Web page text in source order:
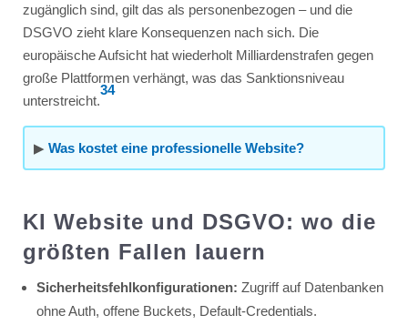
zugänglich sind, gilt das als personenbezogen – und die
DSGVO zieht klare Konsequenzen nach sich. Die
europäische Aufsicht hat wiederholt Milliardenstrafen gegen
große Plattformen verhängt, was das Sanktionsniveau
unterstreicht.
34
▶ Was kostet eine professionelle Website?
KI Website und DSGVO: wo die
größten Fallen lauern
Sicherheitsfehlkonfigurationen: Zugriff auf Datenbanken
ohne Auth, offene Buckets, Default-Credentials.